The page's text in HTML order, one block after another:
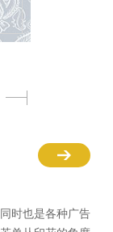
时也是各种广告